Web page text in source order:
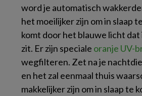
word je automatisch
het moeilijker zijn om in slaap
komt door het blauwe licht
zit. Er zijn speciale oranje UV-
wegfilteren. Zet na je
en het zal eenmaal thuis
makkelijker zijn om in slaap te